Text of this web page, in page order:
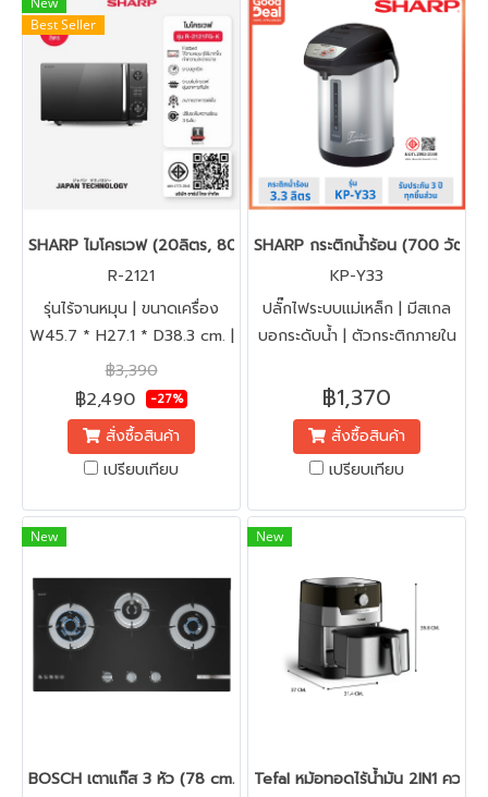
Best Seller
SHARP ไมโครเวฟ (20ลิตร, 800 วัตต์) รุ่น R-2121FG
R-2121
รุ่นไร้จานหมุน | ขนาดเครื่อง
W45.7 * H27.1 * D38.3 cm. |
ประตูกระจกสีดำนิรภัย | รับ
ประกันเครื่อง 2 ปี แมกนีตรอน
5 ปี
฿3,390
฿2,490 -27%
สั่งซื้อสินค้า
เปรียบเทียบ
SHARP กระติกน้ำร้อน (700 วัตต์,
KP-Y33
ปลั๊กไฟระบบแม่เหล็ก | มีสเกล
บอกระดับน้ำ | ตัวกระติกภายใน
ฝากระติกแบบชิ้นเดียว | ตัว
เครื่องหมุนไปมาได้ 180ºC
฿1,370
สั่งซื้อสินค้า
เปรียบเทียบ
New
BOSCH เตาแก๊ส 3 หัว (78 cm., 11.8Kw., หัวเตาทองเหลือง)
New
Tefal หม้อทอดไร้น้ำมัน 2IN1 ความ